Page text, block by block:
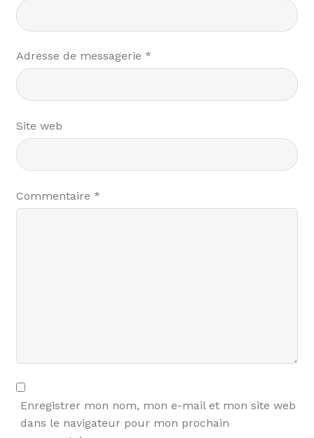
Adresse de messagerie *
Site web
Commentaire *
Enregistrer mon nom, mon e-mail et mon site web
dans le navigateur pour mon prochain